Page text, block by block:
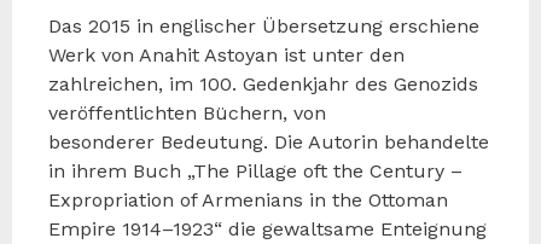
Das 2015 in englischer Übersetzung erschiene
Werk von Anahit Astoyan ist unter den
zahlreichen, im 100. Gedenkjahr des Genozids
veröffentlichten Büchern, von
besonderer Bedeutung. Die Autorin behandelte
in ihrem Buch „The Pillage oft the Century –
Expropriation of Armenians in the Ottoman
Empire 1914–1923“ die gewaltsame Enteignung